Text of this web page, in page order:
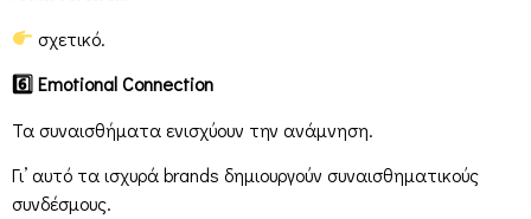
σχετικό.
6EmotionalConnection
Τα συναισθήματα ενισχύουν την ανάμνηση.
Γι’ αυτό τα ισχυρά brands δημιουργούν συναισθηματικούς
συνδέσμους.